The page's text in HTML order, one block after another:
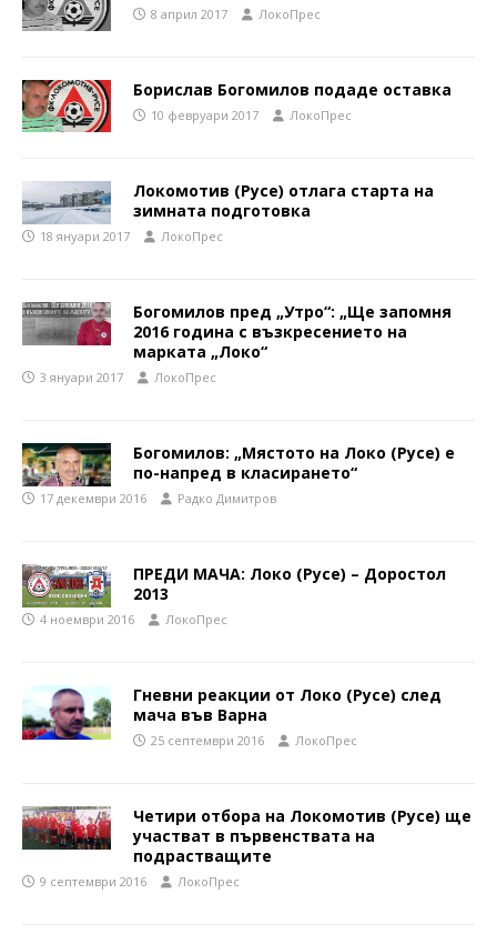
8 април 2017 ЛокоПрес
Борислав Богомилов подаде оставка
10 февруари 2017 ЛокоПрес
Локомотив (Русе) отлага старта на
зимната подготовка
18 януари 2017 ЛокоПрес
Богомилов пред „Утро“: „Ще запомня
2016 година с възкресението на
марката „Локо“
3 януари 2017 ЛокоПрес
Богомилов: „Мястото на Локо (Русе) е
по-напред в класирането“
17 декември 2016 Радко Димитров
ПРЕДИ МАЧА: Локо (Русе) – Доростол
2013
4 ноември 2016 ЛокоПрес
Гневни реакции от Локо (Русе) след
мача във Варна
25 септември 2016 ЛокоПрес
Четири отбора на Локомотив (Русе) ще
участват в първенствата на
подрастващите
9 септември 2016 ЛокоПрес